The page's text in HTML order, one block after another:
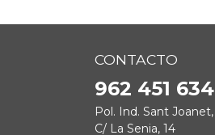
CONTACTO
962 451 634
Pol. Ind. Sant Joanet,
C/ La Senia, 14